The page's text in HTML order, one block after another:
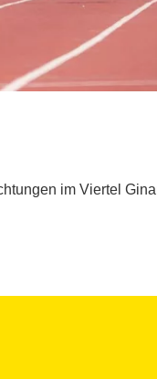
im Viertel